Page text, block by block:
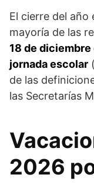
El cierre del año
mayoría de las
18 de diciembre
jornada escolar
de las
las Secretarías
2026